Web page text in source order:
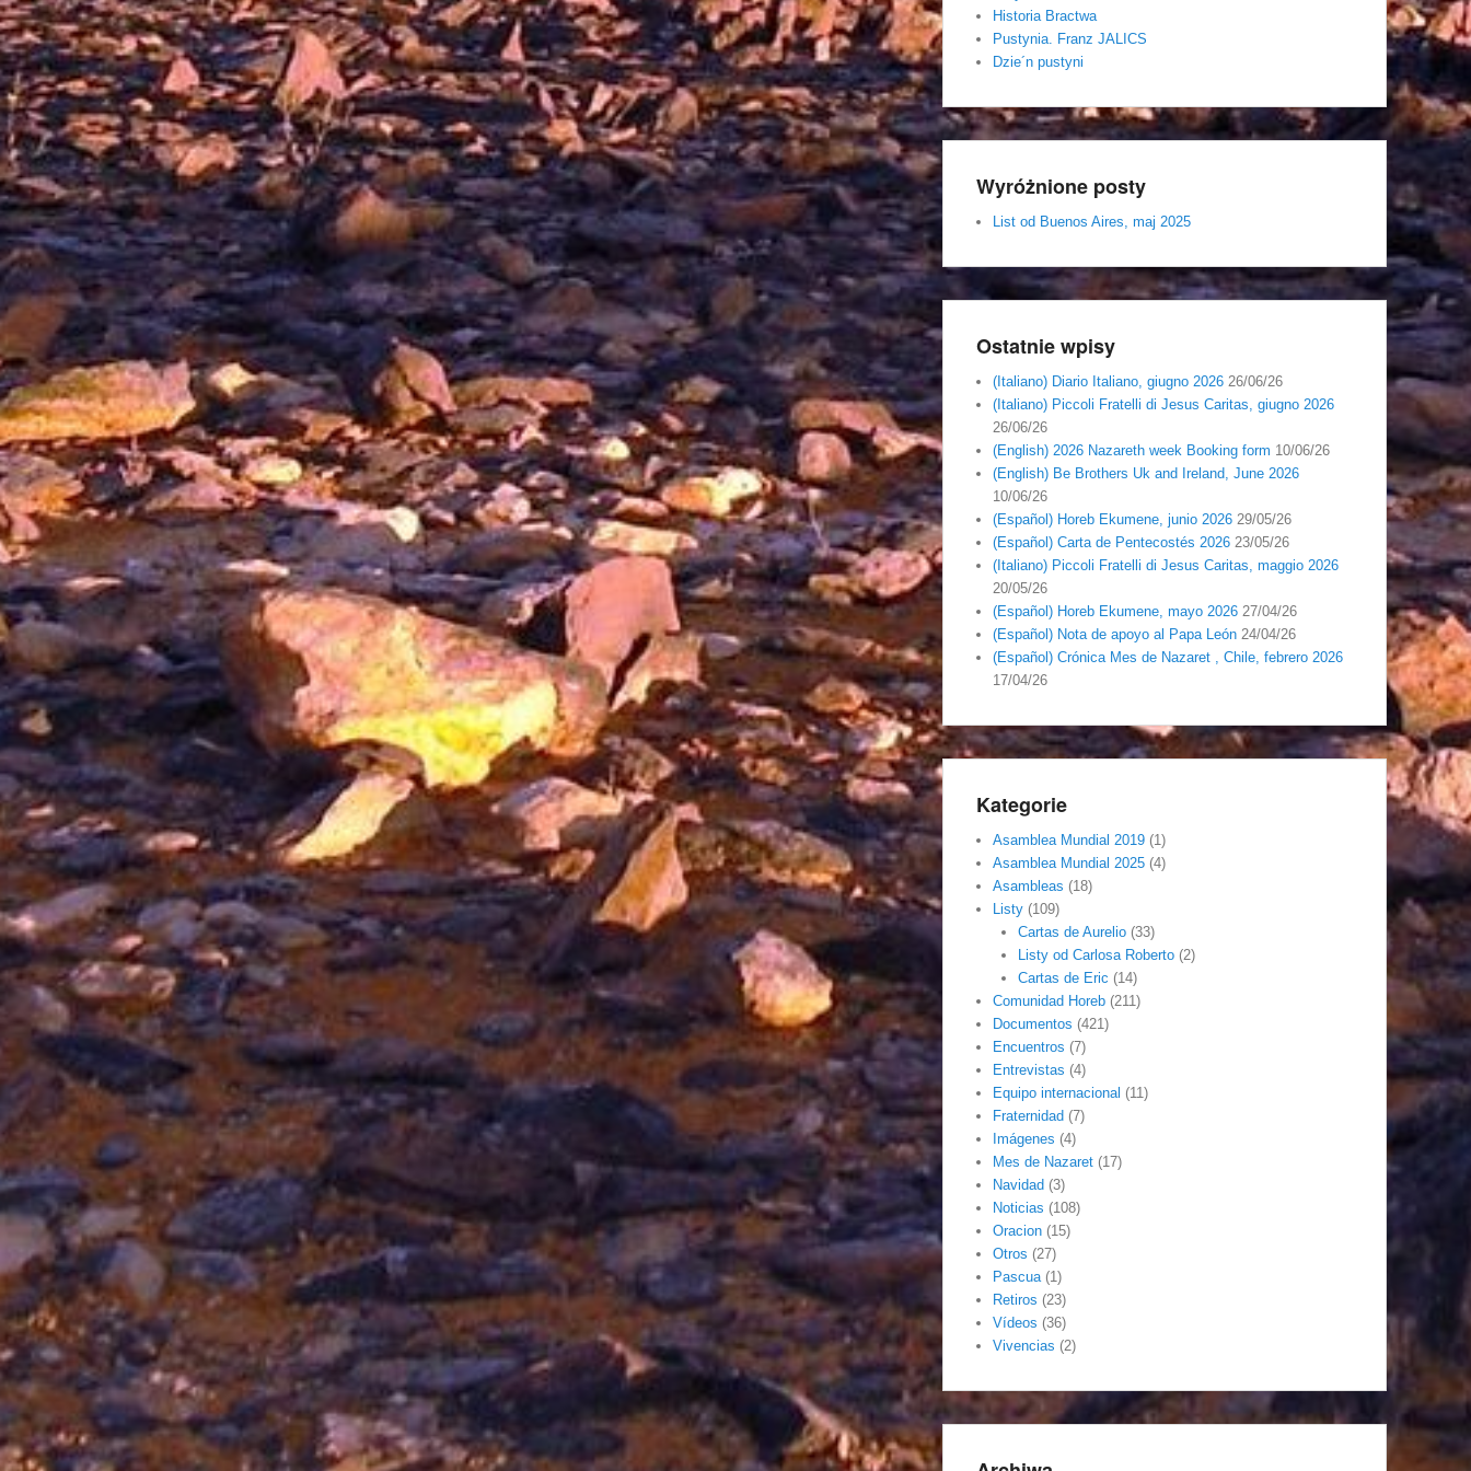
Historia Bractwa
Pustynia. Franz JALICS
Dzie´n pustyni
Wyróżnione posty
List od Buenos Aires, maj 2025
Ostatnie wpisy
(Italiano) Diario Italiano, giugno 2026 26/06/26
(Italiano) Piccoli Fratelli di Jesus Caritas, giugno 2026
26/06/26
(English) 2026 Nazareth week Booking form 10/06/26
(English) Be Brothers Uk and Ireland, June 2026
10/06/26
(Español) Horeb Ekumene, junio 2026 29/05/26
(Español) Carta de Pentecostés 2026 23/05/26
(Italiano) Piccoli Fratelli di Jesus Caritas, maggio 2026
20/05/26
(Español) Horeb Ekumene, mayo 2026 27/04/26
(Español) Nota de apoyo al Papa León 24/04/26
(Español) Crónica Mes de Nazaret , Chile, febrero 2026
17/04/26
Kategorie
Asamblea Mundial 2019 (1)
Asamblea Mundial 2025 (4)
Asambleas (18)
Listy (109)
Cartas de Aurelio(33)
Listy od Carlosa Roberto(2)
Cartas de Eric (14)
Comunidad Horeb (211)
Documentos (421)
Encuentros (7)
Entrevistas (4)
Equipo internacional (11)
Fraternidad (7)
Imágenes (4)
Mes de Nazaret (17)
Navidad (3)
Noticias (108)
Oracion (15)
Otros (27)
Pascua(1)
Retiros (23)
Vídeos (36)
Vivencias (2)